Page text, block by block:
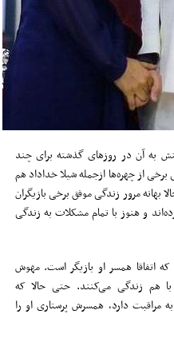
به آن در روزهای گذشته برای چند
از چهره‌ها ازجمله شیلا خداداد هم
بهانه مرور زندگی موفق برخی بازیگران
و هنوز با تمام مشکلات به زندگی
اتفاقا همسر او بازیگر است. مهوش
هم زندگی می‌کنند. حتی حالا که
مراقبت دارد، همسرش پرستاری او را